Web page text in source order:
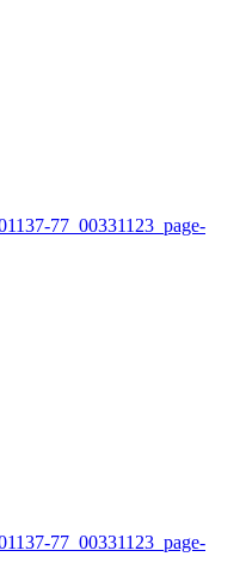
77_00331123_page-
77_00331123_page-